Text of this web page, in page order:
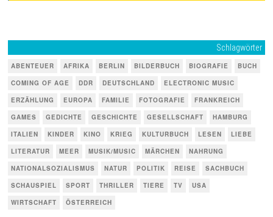
Schlagwörter
ABENTEUER AFRIKA BERLIN BILDERBUCH BIOGRAFIE
BUCH
COMING OF AGE
DDR DEUTSCHLAND
ELECTRONIC MUSIC
ERZÄHLUNG
EUROPA FAMILIE FOTOGRAFIE
FRANKREICH
GAMES
GEDICHTE GESCHICHTE GESELLSCHAFT
HAMBURG
ITALIEN
KINDER KINO KRIEG KULTURBUCH LESEN
LIEBE
LITERATUR
MEER MUSIK/MUSIC MÄRCHEN
NAHRUNG
NATIONALSOZIALISMUS
NATUR POLITIK REISE
SACHBUCH
SCHAUSPIEL
SPORT THRILLER TIERE TV
USA
WIRTSCHAFT
ÖSTERREICH